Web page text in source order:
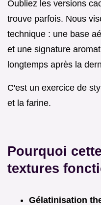
Oubliez les versions
trouve parfois. Nous
technique : une base
et une signature
longtemps après la
C'est un exercice de
et la farine.
Pourquoi
textures
Gélatinisation